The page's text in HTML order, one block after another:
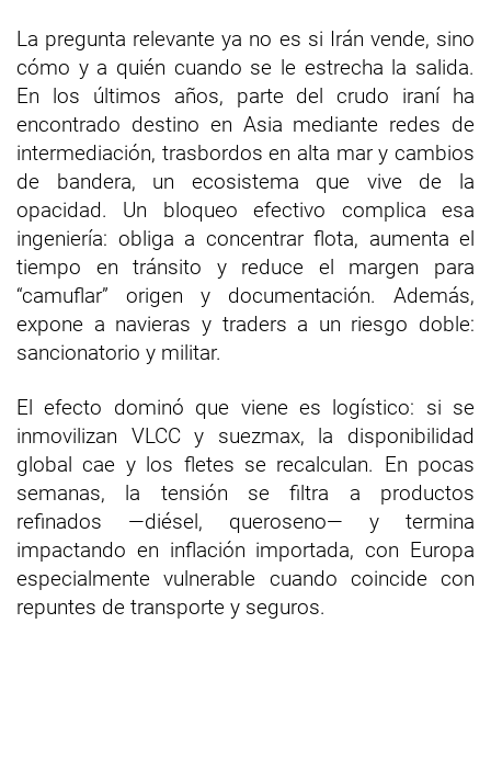
La pregunta relevante ya no es si Irán vende, sino
cómo y a quién cuando se le estrecha la salida.
En los últimos años, parte del crudo iraní ha
encontrado destino en Asia mediante redes de
intermediación, trasbordos en alta mar y cambios
de bandera, un ecosistema que vive de la
opacidad. Un bloqueo efectivo complica esa
ingeniería: obliga a concentrar flota, aumenta el
tiempo en tránsito y reduce el margen para
“camuflar” origen y documentación. Además,
expone a navieras y traders a un riesgo doble:
sancionatorio y militar.
El efecto dominó que viene es logístico: si se
inmovilizan VLCC y suezmax, la disponibilidad
global cae y los fletes se recalculan. En pocas
semanas, la tensión se filtra a productos
refinados —diésel, queroseno— y termina
impactando en inflación importada, con Europa
especialmente vulnerable cuando coincide con
repuntes de transporte y seguros.